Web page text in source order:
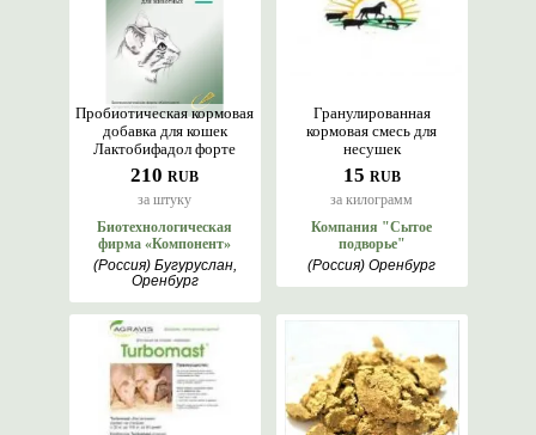
210 RUB
за штуку
Пробиотическая кормовая
добавка для кошек
Лактобифадол форте
Биотехнологическая
фирма «Компонент»
(Россия) Бугуруслан,
Оренбург
15 RUB
за килограмм
Гранулированная
кормовая смесь для
несушек
Компания "Сытое
подворье"
(Россия) Оренбург